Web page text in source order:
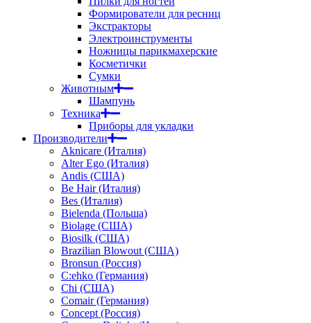
Формирователи для ресниц
Экстракторы
Электроинструменты
Ножницы парикмахерские
Косметички
Сумки
Животным
Шампунь
Техника
Приборы для укладки
Производители
Aknicare (Италия)
Alter Ego (Италия)
Andis (США)
Be Hair (Италия)
Bes (Италия)
Bielenda (Польша)
Biolage (США)
Biosilk (США)
Brazilian Blowout (США)
Bronsun (Россия)
C:ehko (Германия)
Chi (США)
Comair (Германия)
Concept (Россия)